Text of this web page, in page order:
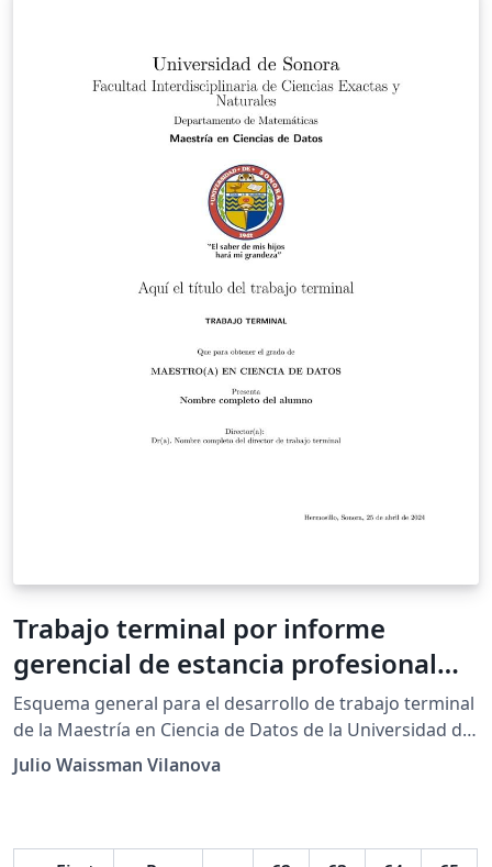
de ecuaciones complejas y fórmulas matemáticas.
Además, ofrece la flexibilidad de añadir notas al
margen y es adecuada para pruebas parciales o finales
en la Facultad de Ingeniería Económica, Estadística y
Ciencias Sociales, Universidad Nacional de Ingeniería.
#UNI #FIEECS #EPIES #Examen #Parcial #Final
#Universidad-Nacional-de-Ingeniería
Trabajo terminal por informe
gerencial de estancia profesional
MCD-UNISON
Esquema general para el desarrollo de trabajo terminal
de la Maestría en Ciencia de Datos de la Universidad de
Sonora, bajo el esquema de informa gerencial de
estancia profesional. El informe se basa en el método
https://stephanieevergreen.com/the-1-3-25-reporting-
Julio Waissman Vilanova